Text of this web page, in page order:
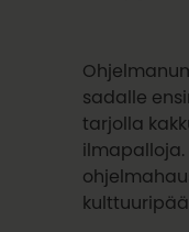
sadalle
tarjolla
ilmapalloja.